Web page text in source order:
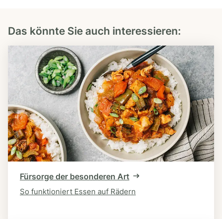
Das könnte Sie auch interessieren:
Fürsorge der besonderen Art
So funktioniert Essen auf Rädern